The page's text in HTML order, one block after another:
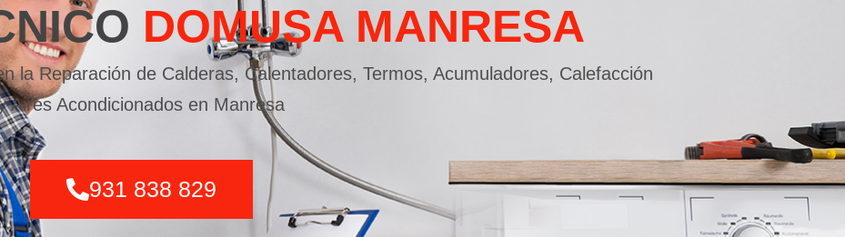
DOMUSA MANRESA
la Reparación de Calderas, Calentadores, Termos, Acumuladores, Calefacción
Aires Acondicionados en Manresa
931 838 829